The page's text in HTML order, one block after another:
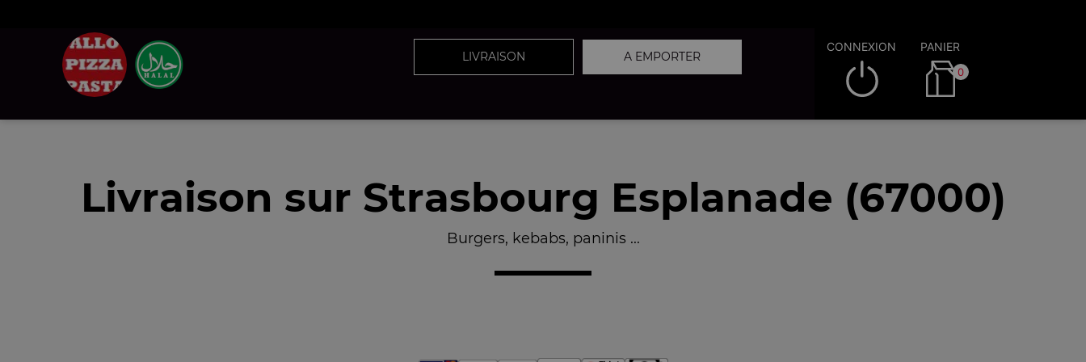
LIVRAISON A EMPORTER
CONNEXION PANIER
0
Livraison sur Strasbourg Esplanade (67000)
Burgers, kebabs, paninis ...